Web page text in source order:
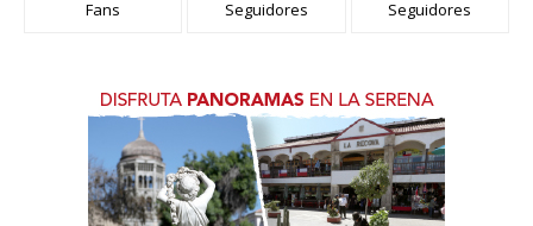
Fans Seguidores Seguidores